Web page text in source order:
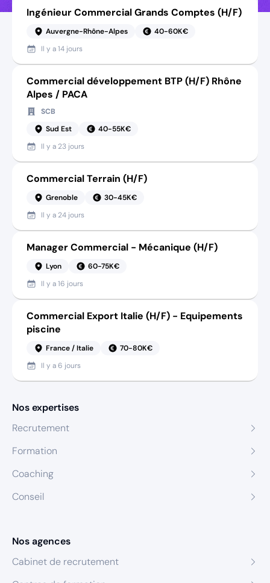
Ingénieur Commercial Grands Comptes (H/F)
Auvergne-Rhône-Alpes
40-60K€
Il y a14 jours
Commercial développement BTP (H/F) Rhône
Alpes / PACA
SCB
Sud Est
40-55K€
Il y a 23 jours
Commercial Terrain (H/F)
Grenoble
30-45K€
Il y a 24 jours
Manager Commercial - Mécanique (H/F)
Lyon
60-75K€
Il y a16 jours
Commercial Export Italie (H/F) - Equipements
piscine
France / Italie
70-80K€
Il y a6 jours
Nos expertises
Recrutement
Formation
Coaching
Conseil
Nos agences
Cabinet de recrutement